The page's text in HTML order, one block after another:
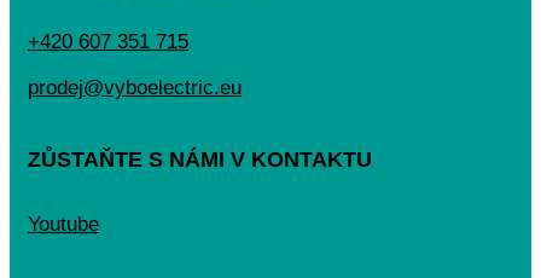
+420 607 351 715
prodej@vyboelectric.eu
ZŮSTAŇTE S NÁMI V KONTAKTU
Youtube